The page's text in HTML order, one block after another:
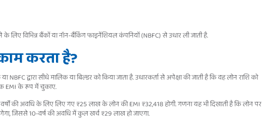
के लिए विभिन्न बैंकों या नॉन-बैंकिंग फाइनेंशियल कंपनियों (NBFC) से उधार ली जाती है.
करता है?
NBFC द्वारा सीधे मालिक या बिल्डर को किया जाता है. उधारकर्ता से अपेक्षा की जाती है कि वह लोन राशि को
EMI के रूप में चुकाए.
की अवधि के लिए लिए गए ₹25 लाख के लोन की EMI ₹32,418 होगी. गणना यह भी दिखाती है कि लोन पर
जिससे 10-वर्ष की अवधि में कुल खर्च ₹29 लाख हो जाएगा.